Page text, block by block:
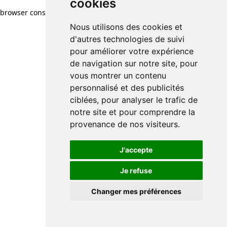
cookies
Nous utilisons des cookies et
d'autres technologies de suivi
pour améliorer votre expérience
de navigation sur notre site, pour
vous montrer un contenu
personnalisé et des publicités
ciblées, pour analyser le trafic de
notre site et pour comprendre la
provenance de nos visiteurs.
J'accepte
Je refuse
Changer mes préférences
browser console for more information)